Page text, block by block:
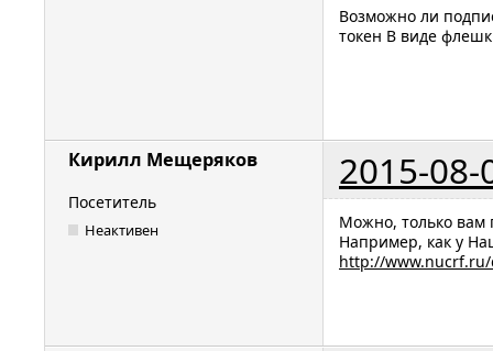
Возможно ли
токен В виде
Кирилл Мещеряков 2015-08-
Посетитель
Неактивен
Можно, только вам
Например, как у
http://